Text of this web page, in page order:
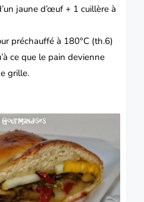
jaune d’œuf + 1 cuillère à
préchauffé à 180°C (th.6)
ce que le pain devienne
grille.